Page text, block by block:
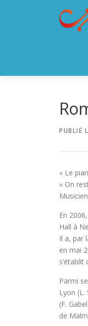
PUBLIÉ
« Le
« On
En
Hall à
Il a, par
en mai
Parmi
Lyon (L.
(F.
de